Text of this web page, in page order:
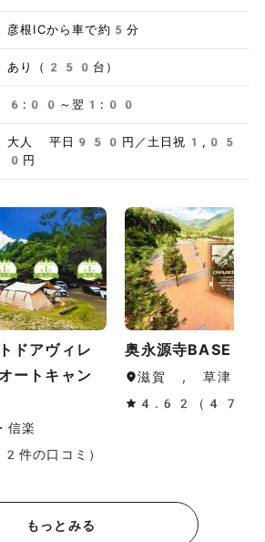
彦根ICから車で約5分
あり（250台）
6:00～翌1:00
大人 平日950円／土日祝1,05
0円
ドアヴィレ
ートキャン
楽
の口コミ）
奥永源寺BASE
滋賀 , 草津・守
4.62（47件の
もっとみる